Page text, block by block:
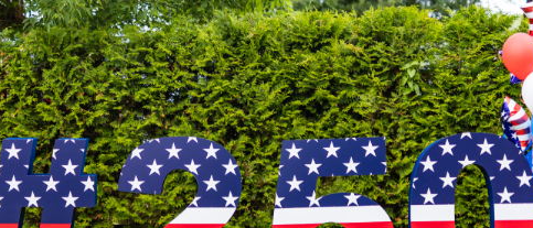
LeverX's Fiori Services
MĀKSLĪGAIS INTELEKTS
SAP AI Services
SAP AI Core & AI Launchpad